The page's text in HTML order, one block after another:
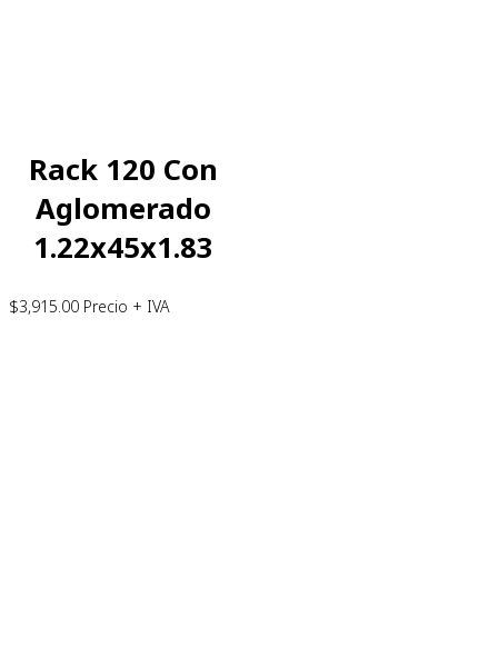
Rack 120 Con
Aglomerado
1.22x45x1.83
$3,915.00 Precio + IVA